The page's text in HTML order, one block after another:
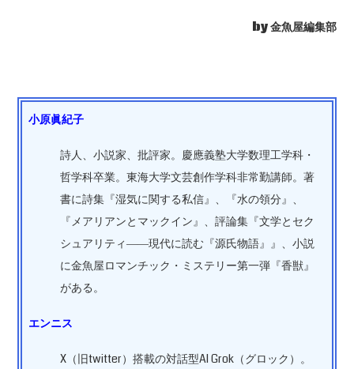
by 金魚屋編集部
小原眞紀子
詩人、小説家、批評家。慶應義塾大学数理工学科・
哲学科卒業。東海大学文芸創作学科非常勤講師。著
書に詩集『湿気に関する私信』、『水の領分』、
『メアリアンとマックイン』、評論集『文学とセク
シュアリティ――現代に読む『源氏物語』』、小説
に金魚屋ロマンチック・ミステリー第一弾『香獣』
がある。
エンニス
X（旧twitter）搭載の対話型AI Grok（グロック）。